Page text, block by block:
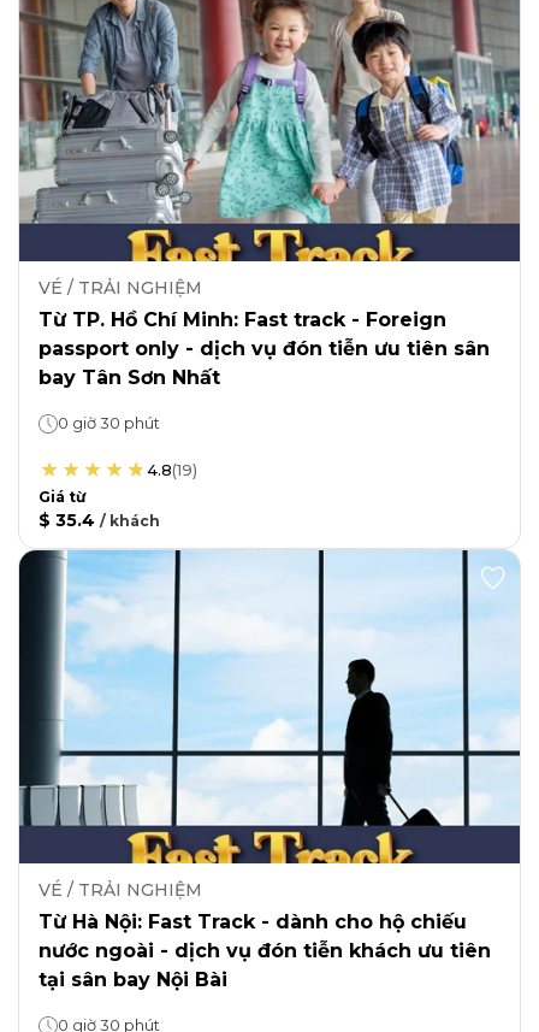
VÉ / TRẢI NGHIỆM
Từ TP. Hồ Chí Minh: Fast track - Foreign
passport only - dịch vụ đón tiễn ưu tiên sân
bay Tân Sơn Nhất
0 giờ 30 phút
4.8(19)
Giá từ
$ 35.4 / khách
VÉ / TRẢI NGHIỆM
Từ Hà Nội: Fast Track - dành cho hộ chiếu
nước ngoài - dịch vụ đón tiễn khách ưu tiên
tại sân bay Nội Bài
0 giờ 30 phút